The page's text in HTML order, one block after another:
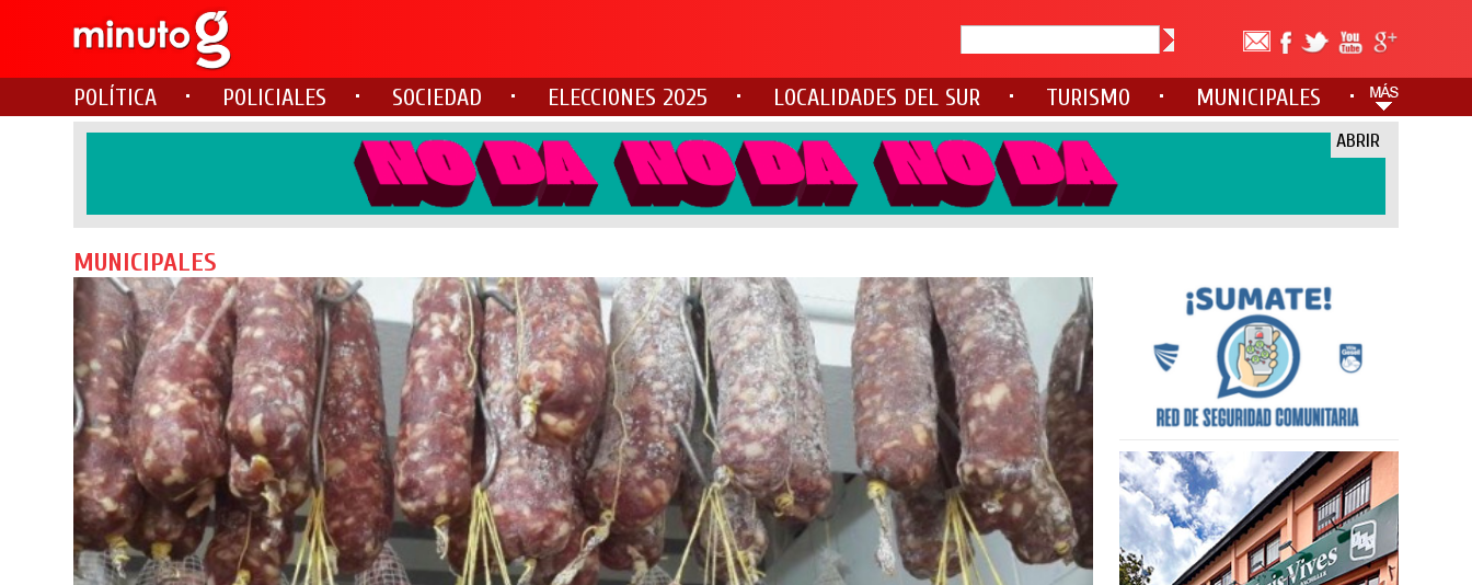
POLÍTICA POLICIALES SOCIEDAD ELECCIONES 2025 LOCALIDADES DEL SUR TURISMO MUNICIPALES
ABRIR
MUNICIPALES